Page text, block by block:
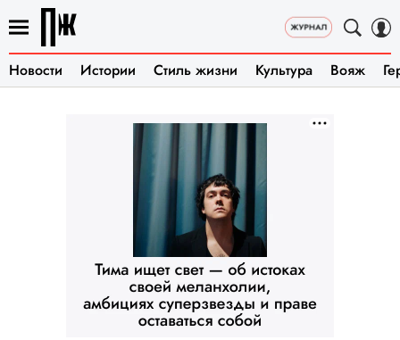
Новости Истории Стиль жизни Культура Вояж